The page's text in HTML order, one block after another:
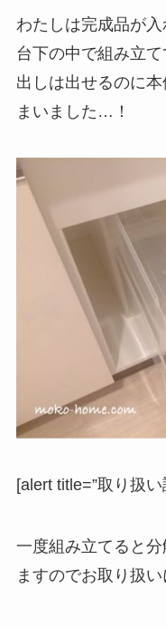
わたしは完成品が
台下の中で組み立
出しは出せるのに
まいました…！
[alert title=”取り扱
一度組み立てると
ますのでお取り扱